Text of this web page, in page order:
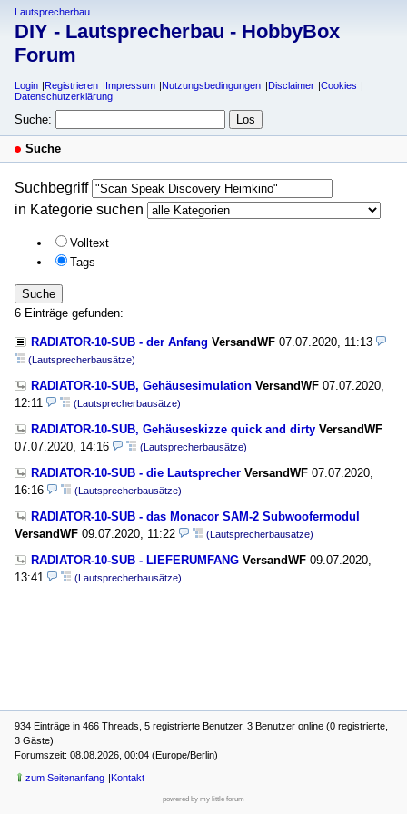
Lautsprecherbau
DIY - Lautsprecherbau - HobbyBox
Forum
Login Registrieren Impressum Nutzungsbedingungen Disclaimer
Cookies
Datenschutzerklärung
Suche:
Suche
Suchbegriff
in Kategorie suchen
Volltext
Tags
Suche
6 Einträge gefunden:
RADIATOR-10-SUB - der Anfang VersandWF 07.07.2020, 11:13
(Lautsprecherbausätze)
RADIATOR-10-SUB, Gehäusesimulation VersandWF 07.07.2020,
12:11
(Lautsprecherbausätze)
RADIATOR-10-SUB, Gehäuseskizze quick and dirty VersandWF
07.07.2020, 14:16
(Lautsprecherbausätze)
RADIATOR-10-SUB - die Lautsprecher VersandWF 07.07.2020,
16:16
(Lautsprecherbausätze)
RADIATOR-10-SUB - das Monacor SAM-2 Subwoofermodul
VersandWF 09.07.2020, 11:22 (Lautsprecherbausätze)
RADIATOR-10-SUB - LIEFERUMFANG VersandWF 09.07.2020,
13:41
(Lautsprecherbausätze)
934 Einträge in 466 Threads, 5 registrierte Benutzer, 3 Benutzer online (0 registrierte,
3 Gäste)
Forumszeit: 08.08.2026, 00:04 (Europe/Berlin)
zum Seitenanfang Kontakt
powered by my little forum